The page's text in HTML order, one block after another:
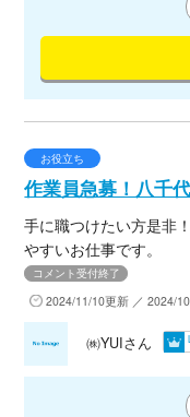
お役立ち
作業員急募！八千
手に職つけたい方是非
やすいお仕事です。
コメント受付終了
2024/11/10更新 ／ 2024/
㈱YUIさん